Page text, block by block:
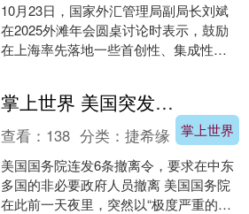
10月23日，国家外汇管理局副局长刘斌
在2025外滩年会圆桌讨论时表示，鼓励
在上海率先落地一些首创性、集成性的
掌上世界 美国突发史无前例撤离令！外界担忧终极空袭来临
掌上世界
查看： 138 分类：捷希缘
美国国务院连发6条撤离令，要求在中东
多国的非必要政府人员撤离 美国国务院
在此前一天夜里，突然以“极度严重的安